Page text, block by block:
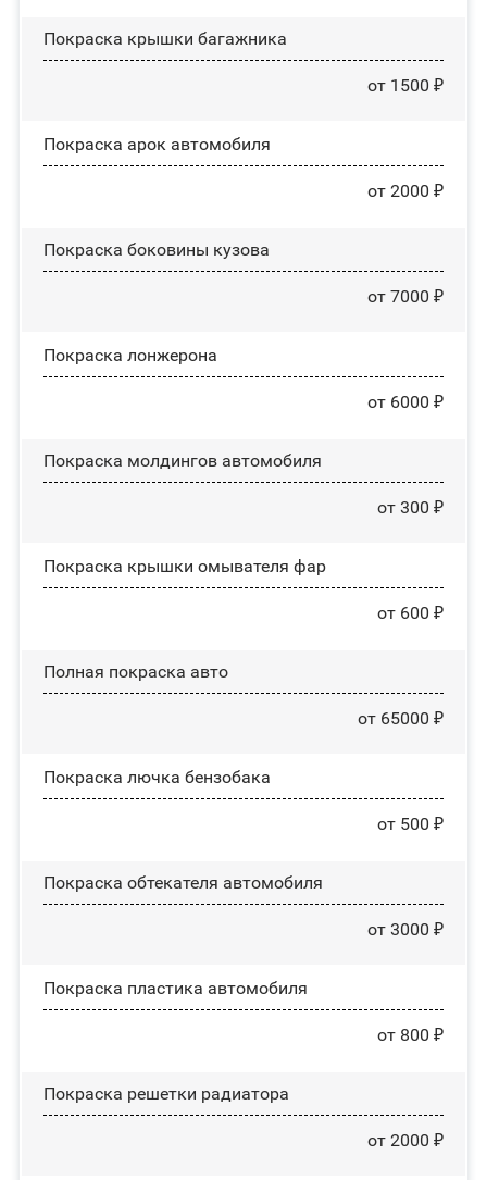
Покраска крышки багажника
от 1500 ₽
Покраска арок автомобиля
от 2000 ₽
Покраска боковины кузова
от 7000 ₽
Покраска лонжерона
от 6000 ₽
Покраска молдингов автомобиля
от 300 ₽
Покраска крышки омывателя фар
от 600 ₽
Полная покраска авто
от 65000 ₽
Покраска лючка бензобака
от 500 ₽
Покраска обтекателя автомобиля
от 3000 ₽
Покраска пластика автомобиля
от 800 ₽
Покраска решетки радиатора
от 2000 ₽